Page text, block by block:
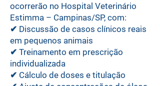
ocorrerão no Hospital Veterinário
Estimma – Campinas/SP, com:
✔ Discussão de casos clínicos reais
em pequenos animais
✔ Treinamento em prescrição
individualizada
✔ Cálculo de doses e titulação